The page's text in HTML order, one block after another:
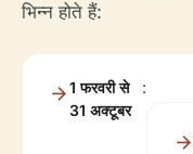
भिन्न होते हैं:
1 फरवरी से
31 अक्टूबर
: